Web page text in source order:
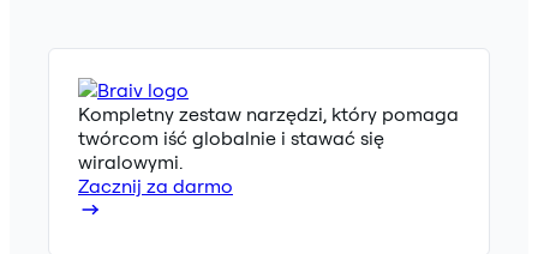
Kompletny zestaw narzędzi, który pomaga
twórcom iść globalnie i stawać się
wiralowymi.
Zacznij za darmo